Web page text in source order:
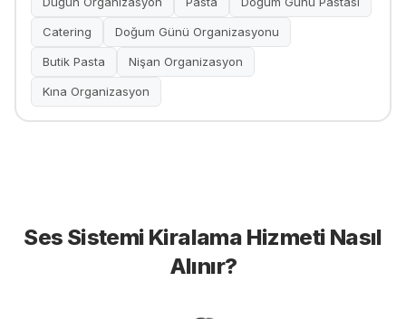
Catering Doğum Günü Organizasyonu
Butik Pasta Nişan Organizasyon
Kına Organizasyon
Ses Sistemi Kiralama Hizmeti Nasıl
Alınır?